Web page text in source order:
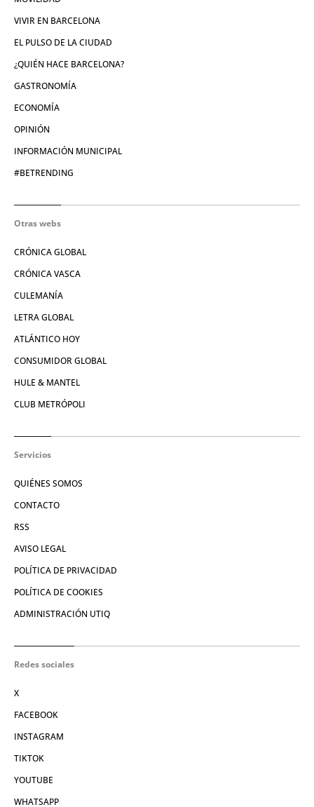
VIVIR EN BARCELONA
EL PULSO DE LA CIUDAD
¿QUIÉN HACE BARCELONA?
GASTRONOMÍA
ECONOMÍA
OPINIÓN
INFORMACIÓN MUNICIPAL
#BETRENDING
Otras webs
CRÓNICA GLOBAL
CRÓNICA VASCA
CULEMANÍA
LETRA GLOBAL
ATLÁNTICO HOY
CONSUMIDOR GLOBAL
HULE & MANTEL
CLUB METRÓPOLI
Servicios
QUIÉNES SOMOS
CONTACTO
RSS
AVISO LEGAL
POLÍTICA DE PRIVACIDAD
POLÍTICA DE COOKIES
ADMINISTRACIÓN UTIQ
Redes sociales
X
FACEBOOK
INSTAGRAM
TIKTOK
YOUTUBE
WHATSAPP